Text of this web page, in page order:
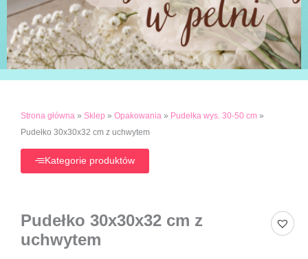
Strona główna » Sklep » Opakowania » Pudełka wys. 30-50 cm »
Pudełko 30x30x32 cm z uchwytem
Kategorie produktów
Pudełko 30x30x32 cm z
uchwytem